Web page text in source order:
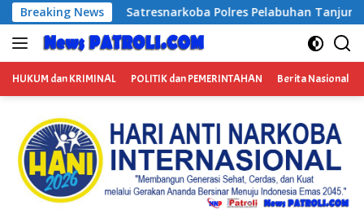
Langsung
ke
konten
Breaking News
Pelabuhan Tanjung Perak Bongkar Tiga Jaringan
HUKUM dan KRIMINAL POLITIK dan PEMERINTAHAN Berita Nasional